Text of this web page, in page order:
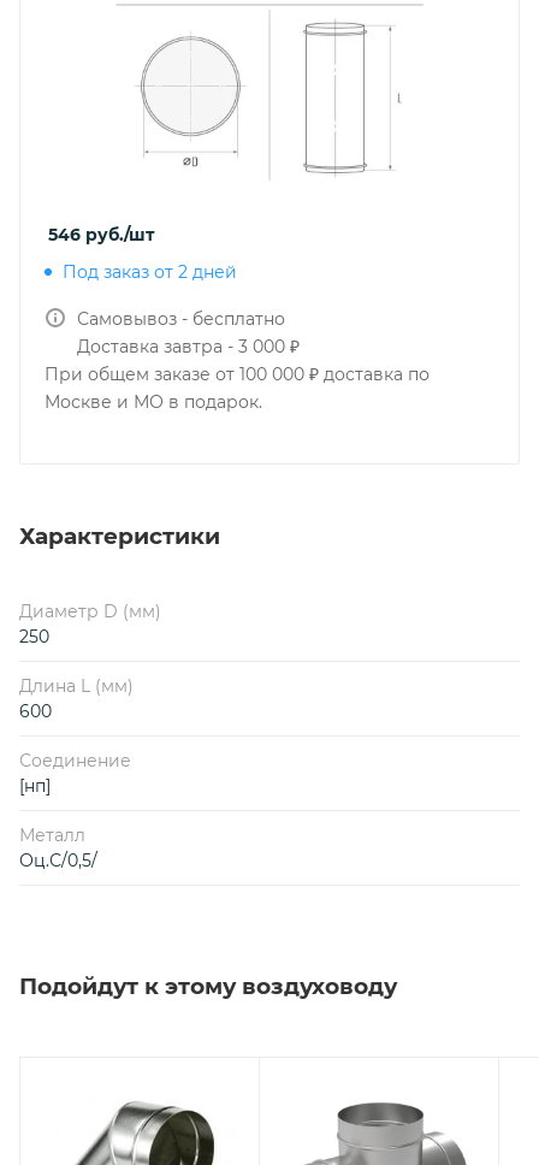
546 руб./шт
Под заказ от 2 дней
Самовывоз - бесплатно
Доставка завтра - 3 000 ₽
При общем заказе от 100 000 ₽ доставка по
Москве и МО в подарок.
Характеристики
Диаметр D (мм)
250
Длина L (мм)
600
Соединение
[нп]
Металл
Оц.С/0,5/
Подойдут к этому воздуховоду